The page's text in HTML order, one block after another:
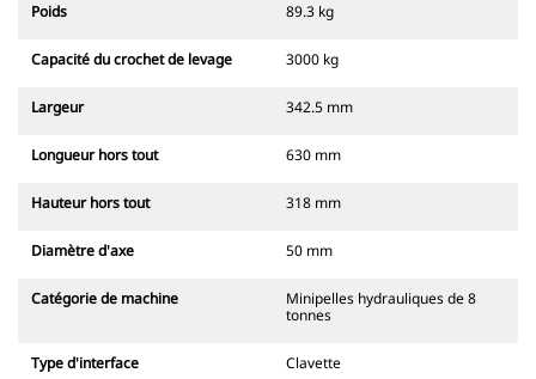
Poids 89.3 kg
Capacité du crochet de levage 3000 kg
Largeur 342.5 mm
Longueur hors tout 630 mm
Hauteur hors tout 318 mm
Diamètre d'axe 50 mm
Catégorie de machine
Minipelles hydrauliques de 8
tonnes
Type d'interface Clavette